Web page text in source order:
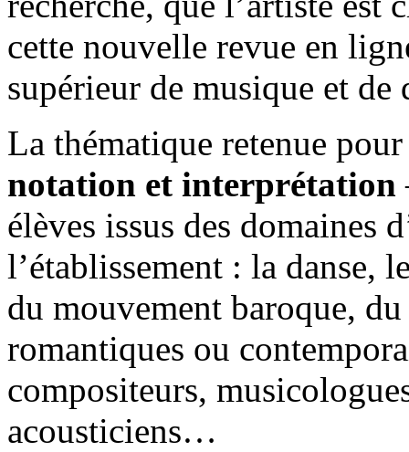
cette nouvelle revue en
supérieur de musique et de
La thématique retenue
notation et interprétation
élèves issus des domaines
l’établissement : la danse,
du mouvement baroque,
romantiques ou
compositeurs,
acousticiens…